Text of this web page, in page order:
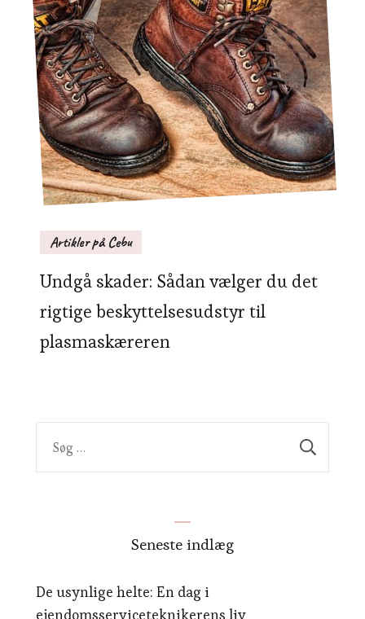
Artikler på Cebu
Undgå skader: Sådan vælger du det
rigtige beskyttelsesudstyr til
plasmaskæreren
efter:
Seneste indlæg
De usynlige helte: En dag i
ejendomsserviceteknikerens liv